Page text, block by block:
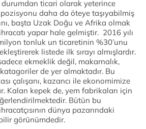
durumdan ticari olarak yeterince
daha da öteye taşıyabilmiş
başta Uzak Doğu ve Afrika olmak
yapar hale gelmiştir. 2016 yılı
tonluk un ticaretinin %30’unu
listede ilk sırayı almışlardır.
ekmeklik değil, makarnalık,
de yer almaktadır. Bu
çalışanı, kazancı ile ekonomimize
Kalan kepek de, yem fabrikaları için
Bütün bu
dünya pazarındaki
görünümdedir.